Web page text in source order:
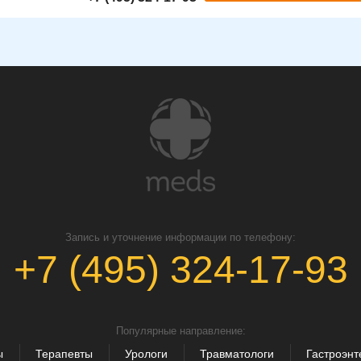
Запись и уточнение информации по телефону:
+7 (495) 324-17-93
Популярные направление:
Терапевты Урологи Травматологи